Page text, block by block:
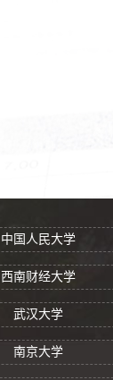
中国人民大学
西南财经大学
武汉大学
南京大学